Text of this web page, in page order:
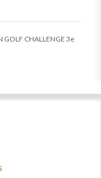
GOLF CHALLENGE 3e